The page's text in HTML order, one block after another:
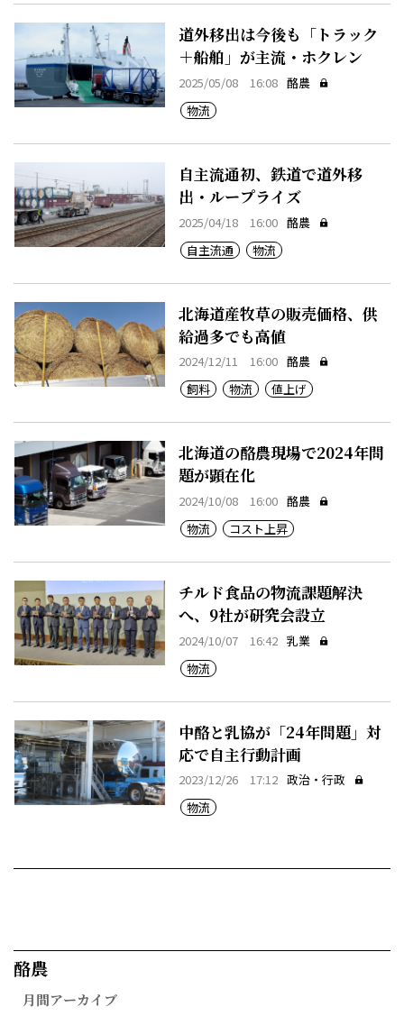
道外移出は今後も「トラック
＋船舶」が主流・ホクレン
2025/05/08 16:08 酪農
物流
自主流通初、鉄道で道外移
出・ループライズ
2025/04/18 16:00 酪農
自主流通
物流
北海道産牧草の販売価格、供
給過多でも高値
2024/12/11 16:00 酪農
飼料
物流 値上げ
北海道の酪農現場で2024年問
題が顕在化
2024/10/08 16:00 酪農
物流
コスト上昇
チルド食品の物流課題解決
へ、9社が研究会設立
2024/10/07 16:42 乳業
物流
中酪と乳協が「24年問題」対
応で自主行動計画
2023/12/26 17:12 政治・行政
物流
酪農​
月間アーカイブ